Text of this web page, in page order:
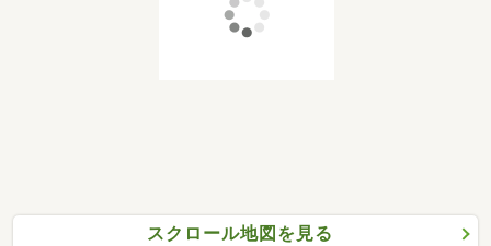
スクロール地図を見る